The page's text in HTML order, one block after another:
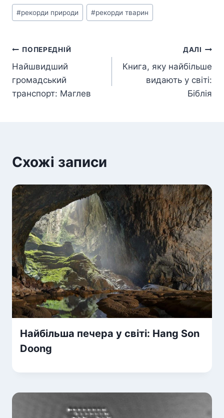
Позначки
запису:
#рекорди природи #рекорди тварин
Навігація
записів
ПОПЕРЕДНІЙ
Найшвидший
громадський
транспорт: Маглев
ДАЛІ
Книга, яку найбільше
видають у світі:
Біблія
Схожі записи
Найбільша печера у світі: Hang Son
Doong